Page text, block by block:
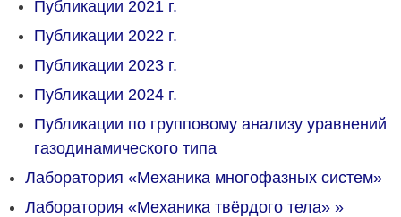
Публикации 2021 г.
Публикации 2022 г.
Публикации 2023 г.
Публикации 2024 г.
Публикации по групповому анализу уравнений
газодинамического типа
Лаборатория «Механика многофазных систем»
Лаборатория «Механика твёрдого тела» »